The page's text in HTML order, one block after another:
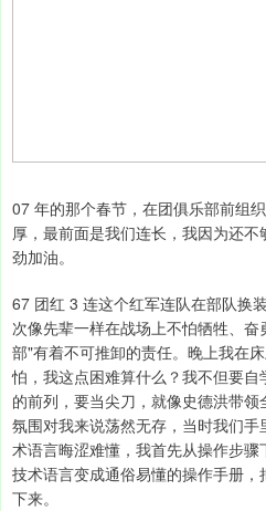
07 年的那个春节，在团俱乐部前组
厚，最前面是我们连长，我因为还
劲加油。
67 团红 3 连这个红军连队在部队换
次像先辈一样在战场上不怕牺牲、
部"有着不可推卸的责任。晚上我在
怕，我这点困难算什么？我不但要
的前列，要当尖刀，就像史德洪带
氛围对我来说荡然无存，当时我们
术语言晦涩难懂，我首先从操作步
技术语言变成通俗易懂的操作手册
下来。